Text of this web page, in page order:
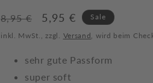
Normaler
Preis
8,95 € Verkaufspreis
5,95 € Sale
inkl. MwSt., zzgl. Versand, wird beim
sehr gute Passform
super soft